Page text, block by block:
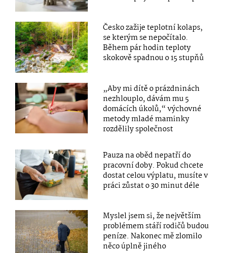
Česko zažije teplotní kolaps,
se kterým se nepočítalo.
Během pár hodin teploty
skokově spadnou o 15 stupňů
„Aby mi dítě o prázdninách
nezhlouplo, dávám mu 5
domácích úkolů,“ výchovné
metody mladé maminky
rozdělily společnost
Pauza na oběd nepatří do
pracovní doby. Pokud chcete
dostat celou výplatu, musíte v
práci zůstat o 30 minut déle
Myslel jsem si, že největším
problémem stáří rodičů budou
peníze. Nakonec mě zlomilo
něco úplně jiného